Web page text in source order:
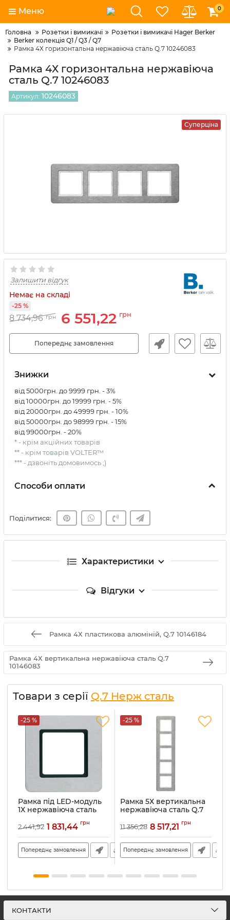
Меню 0
Головна Розетки і вимикачі
Розетки і вимикачі Hager Berker
Berker колекція Q1 / Q3 / Q7
Рамка 4Х горизонтальна нержавіюча сталь Q.7 10246083
Рамка 4Х горизонтальна нержавіюча
сталь Q.7 10246083
Артикул: 10246083
Суперціна
Залишити відгук
Немає на складі
8 734,96 грн 6 551,22 грн
-25 %
Попереднє замовлення
Знижки
від 5000грн. до 9999 грн. - 3%
від 10000грн. до 19999 грн. - 5%
від 20000грн. до 49999 грн. - 10%
від 50000грн. до 98999 грн. - 15%
від 99000грн. - 20%
* - крім акційних товарів
** - крім товарів VOLTER™
*** - дзвоніть домовимось ;)
Способи оплати
Поділитися:
Характеристики
Відгуки
Рамка 4Х пластикова алюміній, Q.7 10146184
Рамка 4Х вертикальна нержавіюча сталь Q.7
10146083
Товари з серії Q.7 Нерж сталь
-25 %
Рамка під LED-модуль
1Х нержавіюча сталь
Артикул: 10116183
2 441,92 1 831,44 грн
Попереднє замовлення
-25 %
Рамка 5Х вертикальна
нержавіюча сталь Q.7
Артикул: 10156083
11 356,28 8 517,21 грн
Попереднє замовлення
КОНТАКТИ